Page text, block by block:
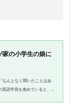
家の小学生の娘に
なんとなく聞いたことはあ
語学習を進めていると、